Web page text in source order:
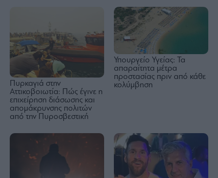
Πυρκαγιά στην
Αττικοβοιωτία: Πώς έγινε η
επιχείρηση διάσωσης και
απομάκρυνσης πολιτών
από την Πυροσβεστική
Υπουργείο Υγείας: Τα
απαραίτητα μέτρα
προστασίας πριν από κάθε
κολύμβηση